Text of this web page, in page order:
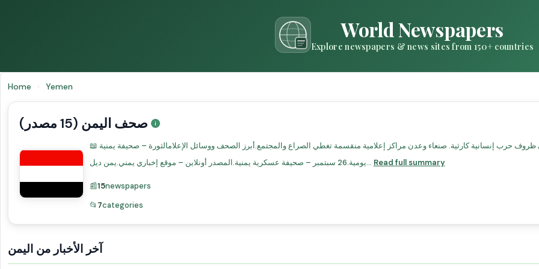
World Newspapers
Explore newspapers & news sites from 150+ countries
Home › Yemen
صحف اليمن (15 مصدر)
📖 المشهد الإعلامي في اليمنتعمل الصحافة اليمنية في ظروف حرب إنسانية كارثية. صنعاء وعدن مراكز إعلامية منقسمة تغطي الصراع والمجتمع.أبرز الصحف ووسائل الإعلامالثورة – صحيفة يمنية
يومية.26 سبتمبر – صحيفة عسكرية يمنية.المصدر أونلاين – موقع إخباري يمني.يمن ديل... Read full summary
📰15newspapers
📂 7categories
آخر الأخبار من اليمن